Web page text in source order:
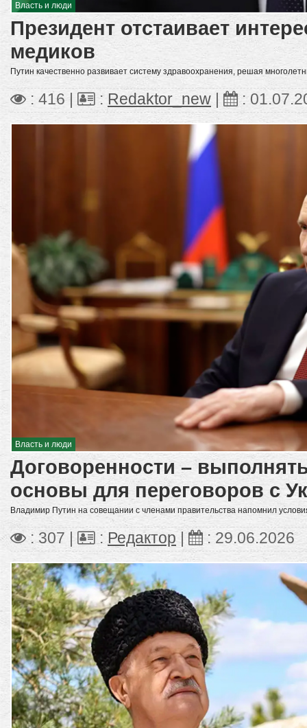
Власть и люди
Президент отстаивает
медиков
Путин качественно развивает систему здравоохранения, решая
: 416 | : Redaktor_new :
Власть и люди
Договоренности –
основы для переговоров с
Владимир Путин на совещании с членами правительства напомнил
: 307 | : Редактор | : 29.06.2026